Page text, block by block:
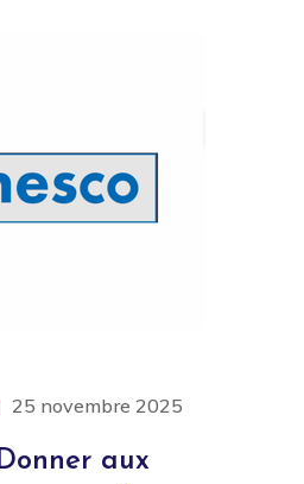
25 novembre 2025
aux